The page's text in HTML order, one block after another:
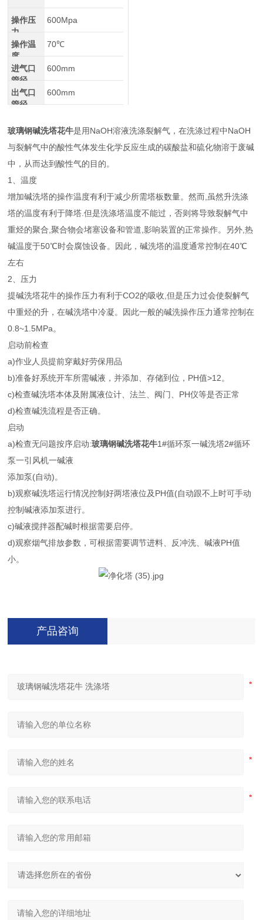
操作压
力
600Mpa
操作温
度
70℃
进气口
管径
600mm
出气口
管径
600mm
玻璃钢碱洗塔花牛是用NaOH溶液洗涤裂解气，在洗涤过程中NaOH
与裂解气中的酸性气体发生化学反应生成的碳酸盐和硫化物溶于废碱
中，从而达到酸性气的目的。
1、温度
增加碱洗塔的操作温度有利于减少所需塔板数量。然而,虽然升洗涤
塔的温度有利于降塔.但是洗涤塔温度不能过，否则将导致裂解气中
重烃的聚合,聚合物会堵塞设备和管道,影响装置的正常操作。另外,热
碱温度于50℃时会腐蚀设备。因此，碱洗塔的温度通常控制在40℃
左右
2、压力
提碱洗塔花牛的操作压力有利于CO2的吸收,但是压力过会使裂解气
中重烃的升，在碱洗塔中冷凝。因此一般的碱洗操作压力通常控制在
0.8~1.5MPa。
启动前检查
a)作业人员提前穿戴好劳保用品
b)准备好系统开车所需碱液，并添加、存储到位，PH值>12。
c)检查碱洗塔本体及附属液位计、法兰、阀门、PH仪等是否正常
d)检查碱洗流程是否正确。
启动
a)检查无问题按序启动:玻璃钢碱洗塔花牛1#循环泵一碱洗塔2#循环
泵一引风机一碱液
添加泵(自动)。
b)观察碱洗塔运行情况控制好两塔液位及PH值(自动跟不上时可手动
控制碱液添加泵进行。
c)碱液搅拌器配碱时根据需要启停。
d)观察烟气排放参数，可根据需要调节进料、反冲洗、碱液PH值
小。
产品咨询